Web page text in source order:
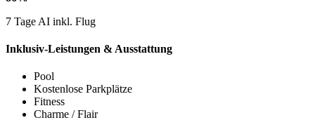
7 Tage AI inkl. Flug
Inklusiv-Leistungen & Ausstattung
Pool
Kostenlose Parkplätze
Fitness
Charme / Flair